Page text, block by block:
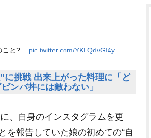
こと?… pic.twitter.com/YKLQdvGI4y
に挑戦 出来上がった料理に「ど
ンバ丼には敵わない」
に、自身のインスタグラムを更
を報告していた娘の初めての“自